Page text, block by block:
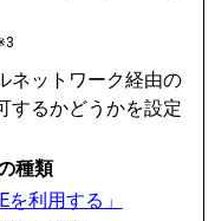
ネットワーク経由の
するかどうかを設定
種類
利用する」